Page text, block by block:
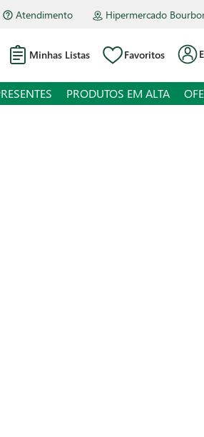
Atendimento Hipermercado
Minhas Listas Favoritos
PRODUTOS EM ALTA